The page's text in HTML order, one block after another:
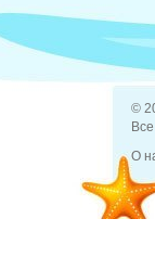
Отдых и туризм
на
©
О